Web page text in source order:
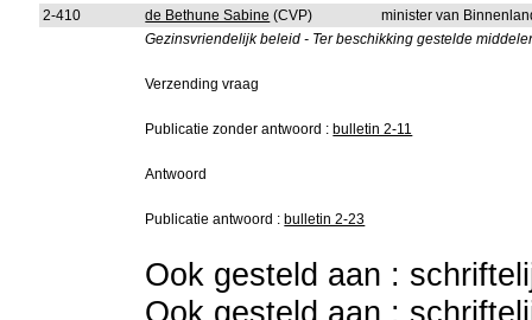
2-410 de Bethune Sabine (CVP)
minister van
Gezinsvriendelijk beleid - Ter beschikking gestelde
Verzending vraag
Publicatie zonder antwoord : bulletin 2-11
Antwoord
Publicatie antwoord : bulletin 2-23
Ook gesteld aan :
Ook gesteld aan :